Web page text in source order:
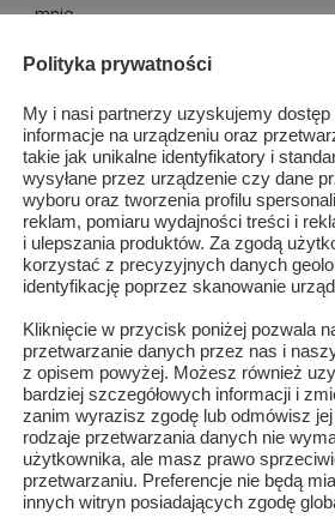
mnie
niemożliwe
wszystkich
zmartwień
zgryzoty
i beznadziei
braku sensu
istnienia
ja jeszcze
Polityka prywatności
My i nasi partnerzy uzyskujemy
informacje na urządzeniu oraz
takie jak unikalne identyfikatory i
wysyłane przez urządzenie czy dane
wyboru oraz tworzenia profilu
reklam, pomiaru wydajności treści i
i ulepszania produktów. Za zgodą
korzystać z precyzyjnych danych
identyfikację poprzez skanowanie
Kliknięcie w przycisk poniżej pozwala
przetwarzanie danych przez nas i
z opisem powyżej. Możesz również
bardziej szczegółowych informacji i
zanim wyrazisz zgodę lub odmówisz
rodzaje przetwarzania danych nie
użytkownika, ale masz prawo
przetwarzaniu. Preferencje nie będą
innych witryn posiadających zgodę